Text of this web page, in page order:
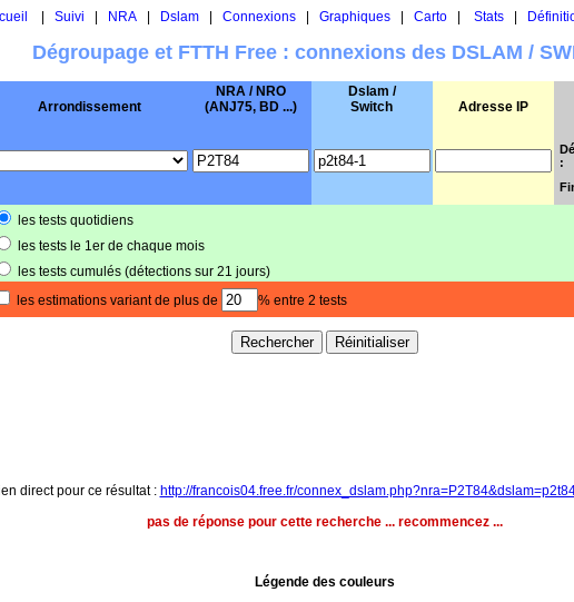
Suivi NRA| Dslam| Connexions| Graphiques| Carto| Stats|
Dégroupage et FTTH Free : connexions des DSLAM /
Arrondissement
NRA / NRO
(ANJ75, BD ...)
Dslam /
Switch
Adresse IP
:
les tests quotidiens
les tests le 1er de chaque mois
les tests cumulés (détections sur 21 jours)
les estimations variant de plus de % entre 2 tests
direct pour ce résultat : http://francois04.free.fr/
pas de réponse pour cette recherche ... recommencez ...
Légende des couleurs